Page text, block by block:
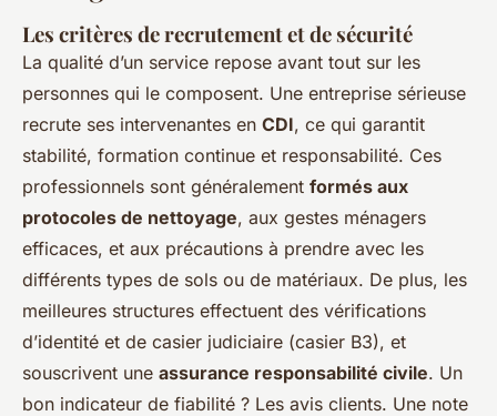
Les critères de recrutement et de sécurité
La qualité d’un service repose avant tout sur les
personnes qui le composent. Une entreprise sérieuse
recrute ses intervenantes en CDI, ce qui garantit
stabilité, formation continue et responsabilité. Ces
professionnels sont généralement formés aux
protocoles de nettoyage, aux gestes ménagers
efficaces, et aux précautions à prendre avec les
différents types de sols ou de matériaux. De plus, les
meilleures structures effectuent des vérifications
d’identité et de casier judiciaire (casier B3), et
souscrivent une assurance responsabilité civile. Un
bon indicateur de fiabilité ? Les avis clients. Une note